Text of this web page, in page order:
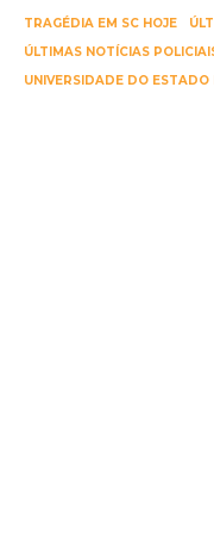
TRAGÉDIA EM SC HOJE
ÚLTIMAS NOTÍCIAS
UNIVERSIDADE DO